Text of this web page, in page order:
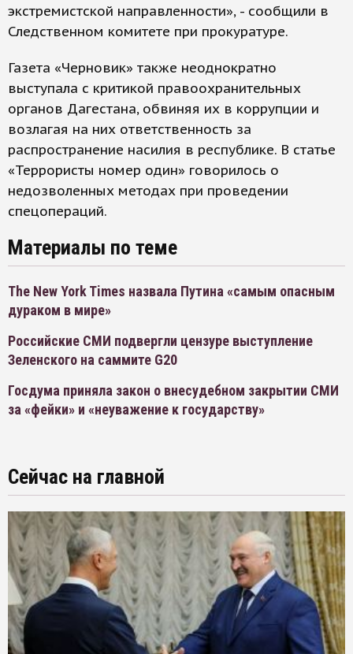
экстремистской направленности», - сообщили в
Следственном комитете при прокуратуре.
Газета «Черновик» также неоднократно
выступала с критикой правоохранительных
органов Дагестана, обвиняя их в коррупции и
возлагая на них ответственность за
распространение насилия в республике. В статье
«Террористы номер один» говорилось о
недозволенных методах при проведении
спецопераций.
Материалы по теме
The New York Times назвала Путина «самым опасным
дураком в мире»
Российские СМИ подвергли цензуре выступление
Зеленского на саммите G20
Госдума приняла закон о внесудебном закрытии СМИ
за «фейки» и «неуважение к государству»
Сейчас на главной